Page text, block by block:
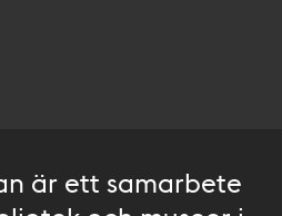
är ett samarbete